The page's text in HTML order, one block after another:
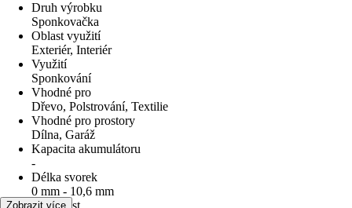
Druh výrobku
Sponkovačka
Oblast využití
Exteriér, Interiér
Využití
Sponkování
Vhodné pro
Dřevo, Polstrování, Textilie
Vhodné pro prostory
Dílna, Garáž
Kapacita akumulátoru
-
Délka svorek
0 mm - 10,6 mm
Hmotnost
Zobrazit více